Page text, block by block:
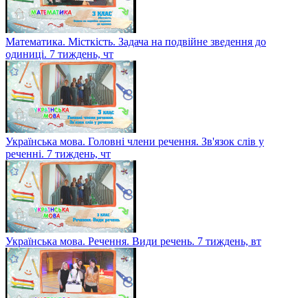
Математика. Місткість. Задача на подвійне зведення до
одиниці. 7 тиждень, чт
Українська мова. Головні члени речення. Зв'язок слів у
реченні. 7 тиждень, чт
Українська мова. Речення. Види речень. 7 тиждень, вт